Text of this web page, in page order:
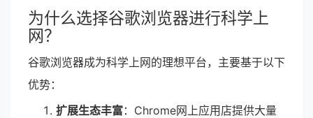
为什么选择谷歌浏览器进行科学上
网？
谷歌浏览器成为科学上网的理想平台，主要基于以下
优势：
扩展生态丰富：Chrome网上应用店提供大量